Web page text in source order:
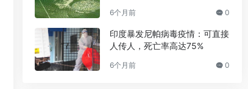
6个月前 0
印度暴发尼帕病毒疫情：可直接
人传人，死亡率高达75%
6个月前 0